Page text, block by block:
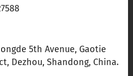
5th Avenue, Gaotie
Dezhou, Shandong, China.